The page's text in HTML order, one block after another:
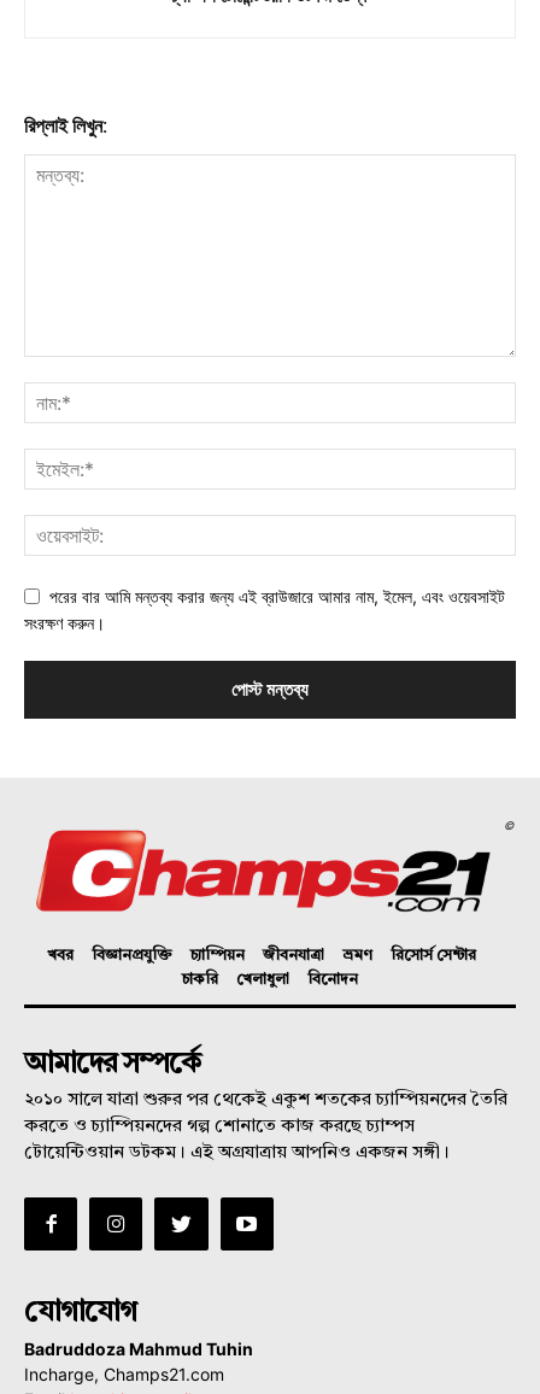
রিপ্লাই লিখুন:
পরের বার আমি মন্তব্য করার জন্য এই ব্রাউজারে আমার নাম, ইমেল, এবং ওয়েবসাইট
সংরক্ষণ করুন।
©
খবর বিজ্ঞানপ্রযুক্তি চ্যাম্পিয়ন জীবনযাত্রা ভ্রমণ
রিসোর্স সেন্টার
চাকরি
খেলাধুলা বিনোদন
আমাদের সম্পর্কে
২০১০ সালে যাত্রা শুরুর পর থেকেই একুশ শতকের চ্যাম্পিয়নদের তৈরি
করতে ও চ্যাম্পিয়নদের গল্প শোনাতে কাজ করছে চ্যাম্পস
টোয়েন্টিওয়ান ডটকম। এই অগ্রযাত্রায় আপনিও একজন সঙ্গী।
যোগাযোগ
Badruddoza Mahmud Tuhin
Incharge, Champs21.com